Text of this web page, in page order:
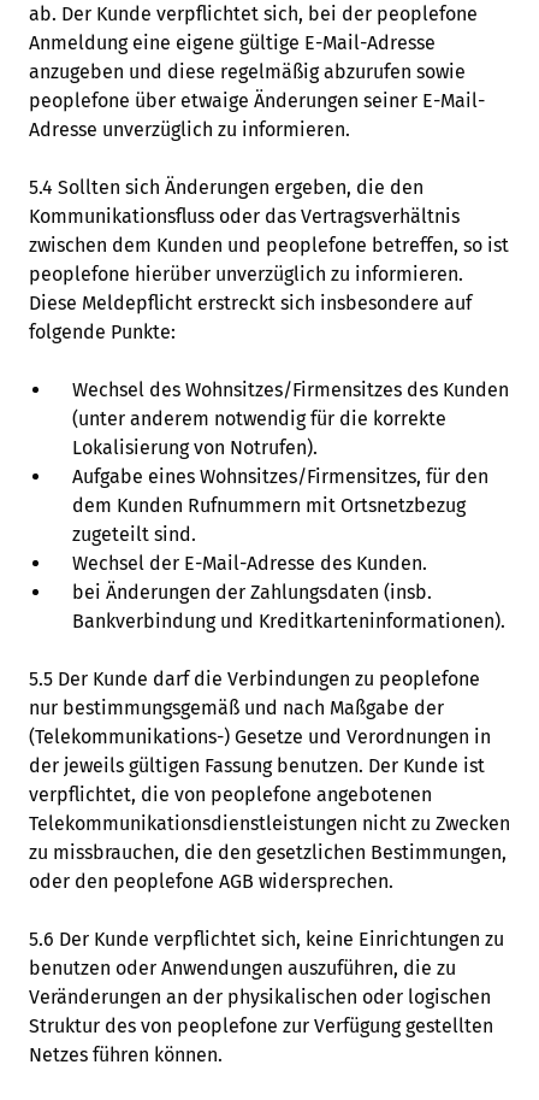
ab. Der Kunde verpflichtet sich, bei der peoplefone
Anmeldung eine eigene gültige E-Mail-Adresse
anzugeben und diese regelmäßig abzurufen sowie
peoplefone über etwaige Änderungen seiner E-Mail-
Adresse unverzüglich zu informieren.
5.4 Sollten sich Änderungen ergeben, die den
Kommunikationsfluss oder das Vertragsverhältnis
zwischen dem Kunden und peoplefone betreffen, so ist
peoplefone hierüber unverzüglich zu informieren.
Diese Meldepflicht erstreckt sich insbesondere auf
folgende Punkte:
Wechsel des Wohnsitzes/Firmensitzes des Kunden
(unter anderem notwendig für die korrekte
Lokalisierung von Notrufen).
Aufgabe eines Wohnsitzes/Firmensitzes, für den
dem Kunden Rufnummern mit Ortsnetzbezug
zugeteilt sind.
Wechsel der E-Mail-Adresse des Kunden.
bei Änderungen der Zahlungsdaten (insb.
Bankverbindung und Kreditkarteninformationen).
5.5 Der Kunde darf die Verbindungen zu peoplefone
nur bestimmungsgemäß und nach Maßgabe der
(Telekommunikations-) Gesetze und Verordnungen in
der jeweils gültigen Fassung benutzen. Der Kunde ist
verpflichtet, die von peoplefone angebotenen
Telekommunikationsdienstleistungen nicht zu Zwecken
zu missbrauchen, die den gesetzlichen Bestimmungen,
oder den peoplefone AGB widersprechen.
5.6 Der Kunde verpflichtet sich, keine Einrichtungen zu
benutzen oder Anwendungen auszuführen, die zu
Veränderungen an der physikalischen oder logischen
Struktur des von peoplefone zur Verfügung gestellten
Netzes führen können.